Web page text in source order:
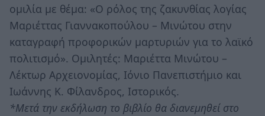
ομιλία με θέμα: «Ο ρόλος της ζακυνθίας λογίας
Μαριέττας Γιαννακοπούλου – Μινώτου στην
καταγραφή προφορικών μαρτυριών για το λαϊκό
πολιτισμό». Ομιλητές: Μαριέττα Μινώτου –
Λέκτωρ Αρχειονομίας, Ιόνιο Πανεπιστήμιο και
Ιωάννης Κ. Φίλανδρος, Ιστορικός.
*Μετά την εκδήλωση το βιβλίο θα διανεμηθεί στο